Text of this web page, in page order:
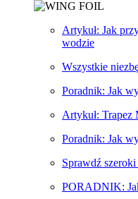
Artykuł: Jak
wodzie
Wszystkie
Poradnik: Jak
Artykuł: Trapez
Poradnik: Jak
Sprawdź
PORADNIK: